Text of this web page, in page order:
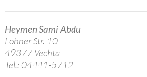
Heymen Sami Abdu
Lohner Str. 10
49377 Vechta
Tel.: 04441-5712